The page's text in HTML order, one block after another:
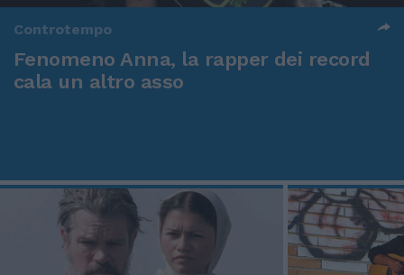
Controtempo
Fenomeno Anna, la rapper dei record
cala un altro asso